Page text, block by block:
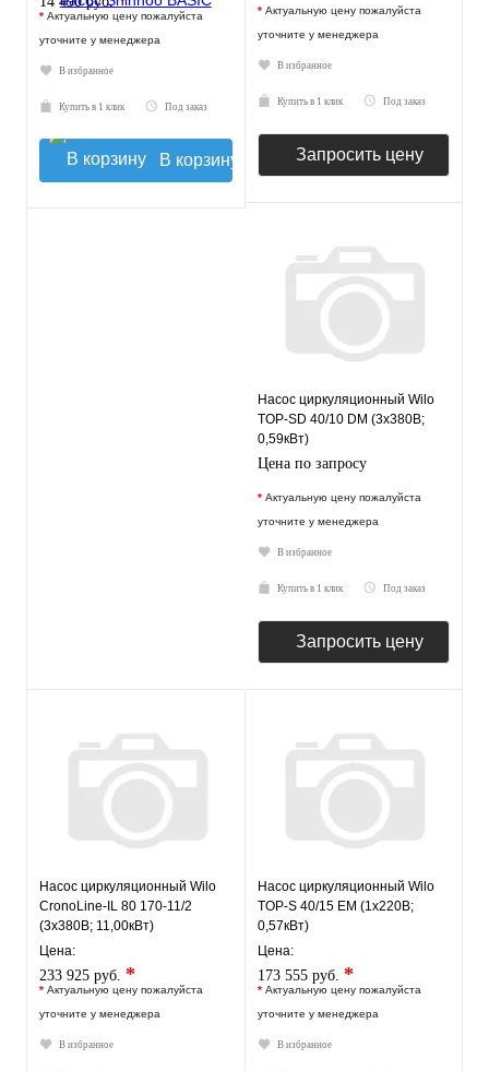
* Актуальную цену пожалуйста
уточните у менеджера
В избранное
Купить в 1 клик Под заказ
В корзину
* Актуальную цену пожалуйста
уточните у менеджера
В избранное
Купить в 1 клик Под заказ
Запросить цену
Насос циркуляционный Wilo
TOP-SD 40/10 DM (3х380В;
0,59кВт)
Цена по запросу
* Актуальную цену пожалуйста
уточните у менеджера
В избранное
Купить в 1 клик Под заказ
Запросить цену
Насос циркуляционный Wilo
CronoLine-IL 80 170-11/2
(3х380В; 11,00кВт)
Цена:
233 925 руб. *
* Актуальную цену пожалуйста
уточните у менеджера
В избранное
Насос циркуляционный Wilo
TOP-S 40/15 EM (1х220В;
0,57кВт)
Цена:
173 555 руб. *
* Актуальную цену пожалуйста
уточните у менеджера
В избранное